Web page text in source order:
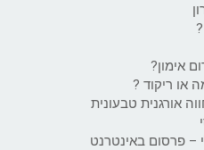
אימון?
או ריקוד ?
אורגנית טבעונית
– פרסום באינטרנט